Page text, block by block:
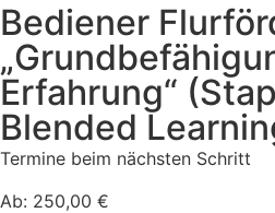
Bediener
Erfahrung“
Blended
Termine beim nächsten Schritt
Ab: 250,00 €